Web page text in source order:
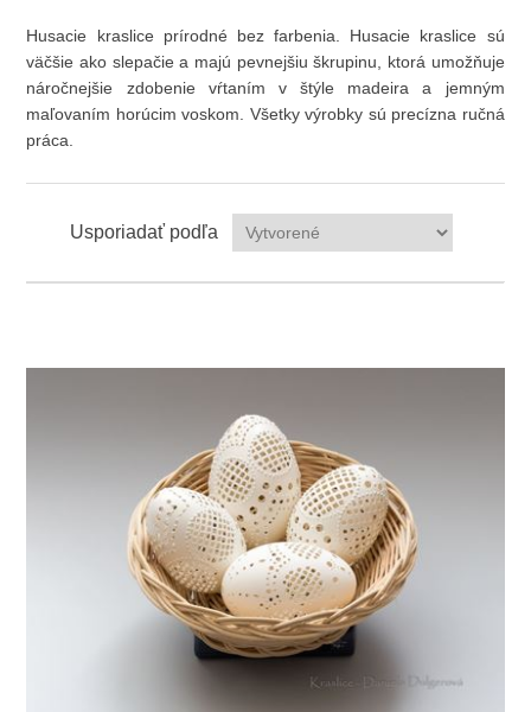
Husacie kraslice prírodné bez farbenia. Husacie kraslice sú
väčšie ako slepačie a majú pevnejšiu škrupinu, ktorá umožňuje
náročnejšie zdobenie vŕtaním v štýle madeira a jemným
maľovaním horúcim voskom. Všetky výrobky sú precízna ručná
práca.
Usporiadať podľa